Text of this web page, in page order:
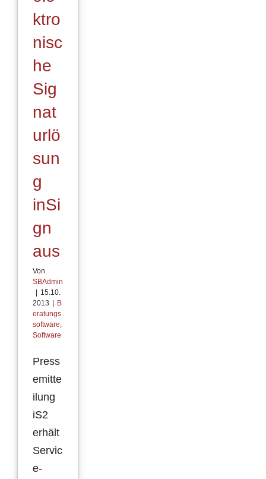
ktro
nisc
he
Sig
nat
urlö
sun
g
inSi
gn
aus
Von
SBAdmin
| 15.10.
2013 | B
eratungs
software
Software
Press
emitte
ilung
iS2
erhält
Servic
e-